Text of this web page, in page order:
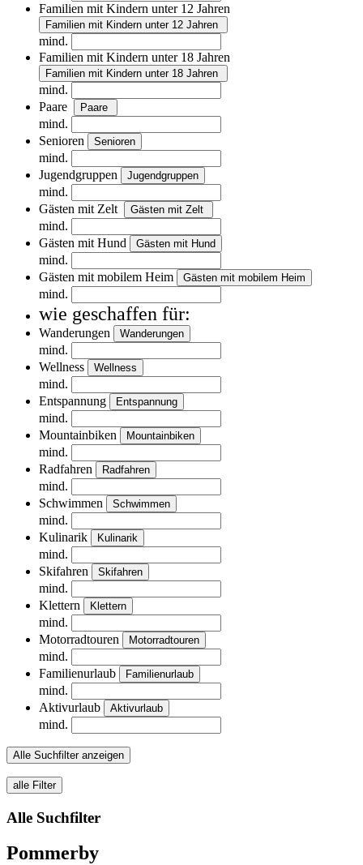
Familien mit Kindern unter 12 Jahren
Familien mit Kindern unter 12 Jahren
mind.
Familien mit Kindern unter 18 Jahren
Familien mit Kindern unter 18 Jahren
mind.
Paare
Paare
mind.
Senioren
Senioren
mind.
Jugendgruppen
Jugendgruppen
mind.
Gästen mit Zelt
Gästen mit Zelt
mind.
Gästen mit Hund
Gästen mit Hund
mind.
Gästen mit mobilem Heim
Gästen mit mobilem Heim
mind.
wie geschaffen für:
Wanderungen Wanderungen
mind.
Wellness
Wellness
mind.
Entspannung
Entspannung
mind.
Mountainbiken
Mountainbiken
mind.
Radfahren
Radfahren
mind.
Schwimmen
Schwimmen
mind.
Kulinarik
Kulinarik
mind.
Skifahren
Skifahren
mind.
Klettern
Klettern
mind.
Motorradtouren
Motorradtouren
mind.
Familienurlaub
Familienurlaub
mind.
Aktivurlaub
Aktivurlaub
mind.
Alle Suchfilter anzeigen
alle Filter
Alle Suchfilter
Pommerby